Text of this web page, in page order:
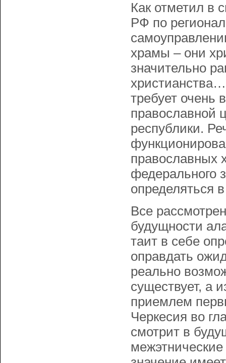
Как отметил в
РФ по
храмы – они
значительно
требует очень
православной
республики.
православных
федерального
определяться
Все
будущности
таит в себе
оправдать
реально
существует, а
приемлем
Черкесия во
смотрит в